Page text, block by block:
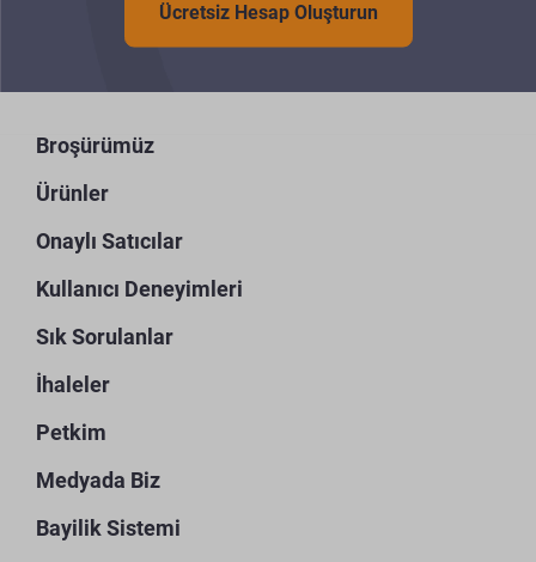
Ücretsiz Hesap Oluşturun
Broşürümüz
Ürünler
Onaylı Satıcılar
Kullanıcı Deneyimleri
Sık Sorulanlar
İhaleler
Petkim
Medyada Biz
Bayilik Sistemi